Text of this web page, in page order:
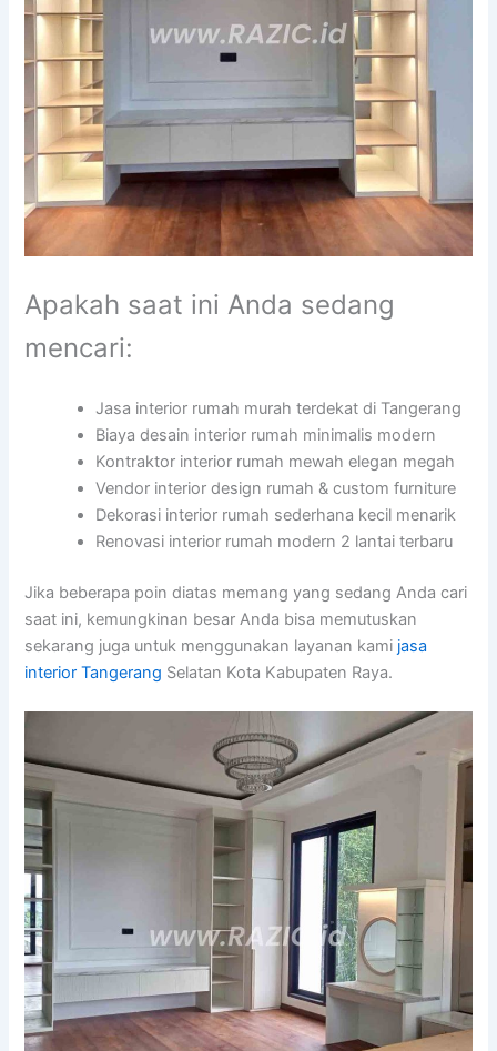
Apakah saat ini Anda sedang
mencari:
Jasa interior rumah murah terdekat di Tangerang
Biaya desain interior rumah minimalis modern
Kontraktor interior rumah mewah elegan megah
Vendor interior design rumah & custom furniture
Dekorasi interior rumah sederhana kecil menarik
Renovasi interior rumah modern 2 lantai terbaru
Jika beberapa poin diatas memang yang sedang Anda cari
saat ini, kemungkinan besar Anda bisa memutuskan
sekarang juga untuk menggunakan layanan kami jasa
interior Tangerang Selatan Kota Kabupaten Raya.